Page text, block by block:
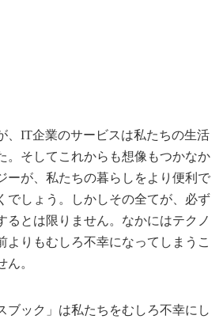
、IT企業のサービスは私たちの生活
。そしてこれからも想像もつかなか
ーが、私たちの暮らしをより便利で
でしょう。しかしその全てが、必ず
るとは限りません。なかにはテクノ
よりもむしろ不幸になってしまうこ
ん。
ブック」は私たちをむしろ不幸にし